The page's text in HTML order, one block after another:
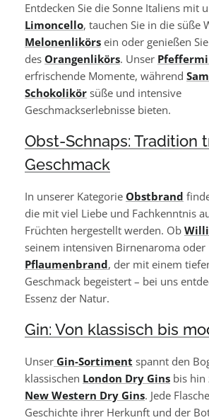
Entdecken Sie die Sonne Italiens mit
Limoncello, tauchen Sie in die süße
Melonenlikörs ein oder genießen
des Orangenlikörs. Unser
erfrischende Momente, während
Schokolikör süße und intensive
Geschmackserlebnisse bieten.
Obst-Schnaps: Tradition
Geschmack
In unserer Kategorie Obstbrand
die mit viel Liebe und Fachkenntnis
Früchten hergestellt werden. Ob
seinem intensiven Birnenaroma oder
Pflaumenbrand, der mit einem
Geschmack begeistert – bei uns
Essenz der Natur.
Gin: Von klassisch bis
Unser Gin-Sortiment spannt den
klassischen London Dry Gins bis hin
New Western Dry Gins. Jede
Geschichte ihrer Herkunft und der